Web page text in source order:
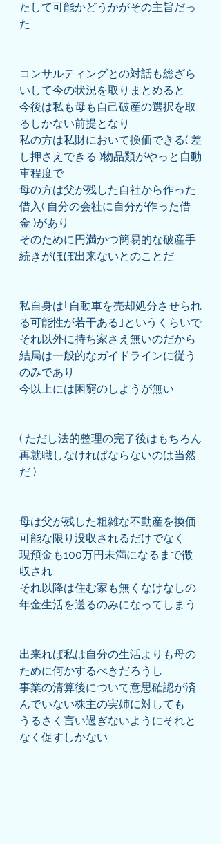
たして可能かどうかがその主旨だっ
た
コンサルティングとの対話も総ざら
いして今の状況を取りまとめると
今後は私も母も自己破産の選択を取
るしかない前提となり
私の方は私財において換価できる( 差
し押さえできる )物品類がやっと自動
車程度で
母の方は父が残した自社から作った
借入( 自分の会社に自分が作った借
金 )があり
そのために円満かつ簡易的な破産手
続きがほぼ出来ないとのことだ
私自身は｢自動車を売却処分させられ
る可能性が若干ある｣というくらいで
それ以外に持ち家さえ無いのだから
結局は一般的なガイドラインに従う
のみであり
今以上には困窮のしようが無い
( ただし法的整理の完了後はもちろん
再就職しなければならないのは当然
だ )
母は父が残した粗雑な不動産を換価
可能な限り没収されるだけでなく
現預金も100万円未満になるまで徴
収され
それ以降は住む家も無くなけなしの
年金生活を送るのみになってしまう
出来れば私は自分の生活よりも母の
ために何かするべきだろうし
事業の清算後について意思確認が済
んでいない株主の実姉に対しても
うるさく言い過ぎないようにそれと
なく促すしかない